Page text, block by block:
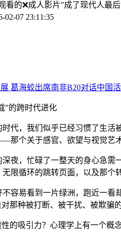
的❌成人影片”成了现代人最后
02-07 23:11:35
”的跨时代进化
代，我们似乎已经习惯了生活
个关于感官、欲望与视觉艺
夜，忙碌了一整天的身心急
限循环的跳转页面，以及那个
容易看到一片绿洲，跑近一看
那种被打断、被干扰、被欺骗
的吸引力？心理学上有一个概